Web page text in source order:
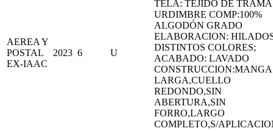
AEREA Y
POSTAL
EX-IAAC
2023 6 U
TELA: TEJIDO DE TRAMA
URDIMBRE COMP:100%
ALGODÓN GRADO
ELABORACION:
DISTINTOS COLORES;
ACABADO: LAVADO
CONSTRUCCION:MANGA
LARGA,CUELLO
REDONDO,SIN
ABERTURA,SIN
FORRO,LARGO
COMPLETO,S/